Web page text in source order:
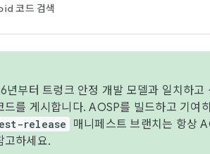
코드 검색
년부터 트렁크 안정 개발 모델과 일치하
드를 게시합니다. AOSP를 빌드하고 기여
release
매니페스트 브랜치는 항상
고하세요.